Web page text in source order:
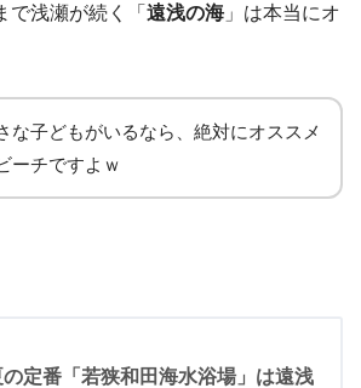
で浅瀬が続く「 遠浅の海 」は本当にオ
な子どもがいるなら、絶対にオススメ
ーチですよｗ
の定番「若狭和田海水浴場」は遠浅